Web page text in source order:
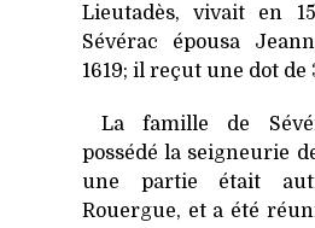
Lieutadès, vivait en
Sévérac épousa
1619; il reçut une dot
La famille de
possédé la seigneurie
une partie était
Rouergue, et a été